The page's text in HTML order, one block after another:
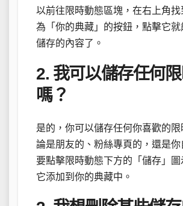
以前往限時動態區塊，在右上角找
為「你的典藏」的按鈕，點擊它就
儲存的內容了。
2. 我可以儲存任何
嗎？
是的，你可以儲存任何你喜歡的限
論是朋友的、粉絲專頁的，還是你
要點擊限時動態下方的「儲存」
它添加到你的典藏中。